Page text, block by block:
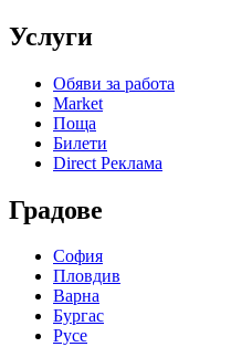
Услуги
Обяви за работа
Market
Поща
Билети
Direct Реклама
Градове
София
Пловдив
Варна
Бургас
Русе